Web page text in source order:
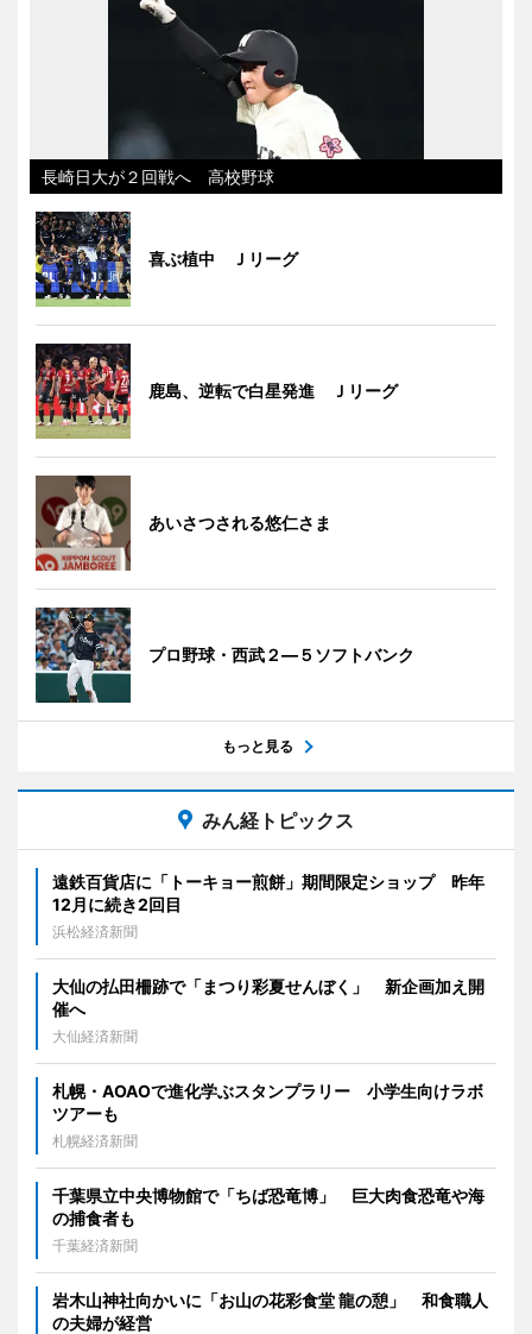
長崎日大が２回戦へ 高校野球
喜ぶ植中 Ｊリーグ
鹿島、逆転で白星発進 Ｊリーグ
あいさつされる悠仁さま
プロ野球・西武２―５ソフトバンク
もっと見る
みん経トピックス
遠鉄百貨店に「トーキョー煎餅」期間限定ショップ 昨年
12月に続き2回目
浜松経済新聞
大仙の払田柵跡で「まつり彩夏せんぼく」 新企画加え開
催へ
大仙経済新聞
札幌・AOAOで進化学ぶスタンプラリー 小学生向けラボ
ツアーも
札幌経済新聞
千葉県立中央博物館で「ちば恐竜博」 巨大肉食恐竜や海
の捕食者も
千葉経済新聞
岩木山神社向かいに「お山の花彩食堂 龍の憩」 和食職人
の夫婦が経営